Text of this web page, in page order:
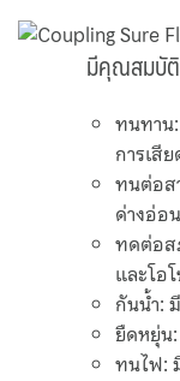
มีคุณสมบั
ทนทาน
การเสี
ทนต่อส
ด่างอ่อ
ทดต่อส
และโอ
กันน้ำ:
ยืดหยุ่น
ทนไฟ: